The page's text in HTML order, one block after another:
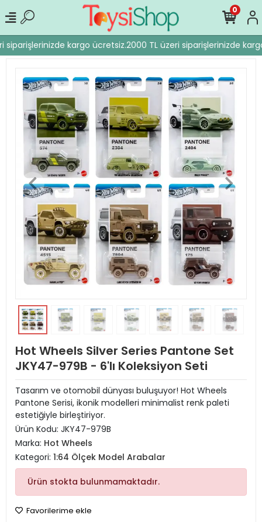
siparişlerinizde kargo ücretsiz.2000 TL üzeri siparişlerinizde
0
Hot Wheels Silver Series Pantone Set
JKY47-979B - 6'lı Koleksiyon Seti
Tasarım ve otomobil dünyası buluşuyor! Hot Wheels
Pantone Serisi, ikonik modelleri minimalist renk paleti
estetiğiyle birleştiriyor.
Ürün Kodu: JKY47-979B
Marka: Hot Wheels
Kategori: 1:64 Ölçek Model Arabalar
Ürün stokta bulunmamaktadır.
Favorilerime ekle